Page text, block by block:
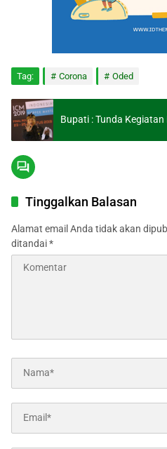
Tag: Corona Oded
Bupati : Tunda
Tinggalkan Balasan
Alamat email Anda tidak akan
ditandai*